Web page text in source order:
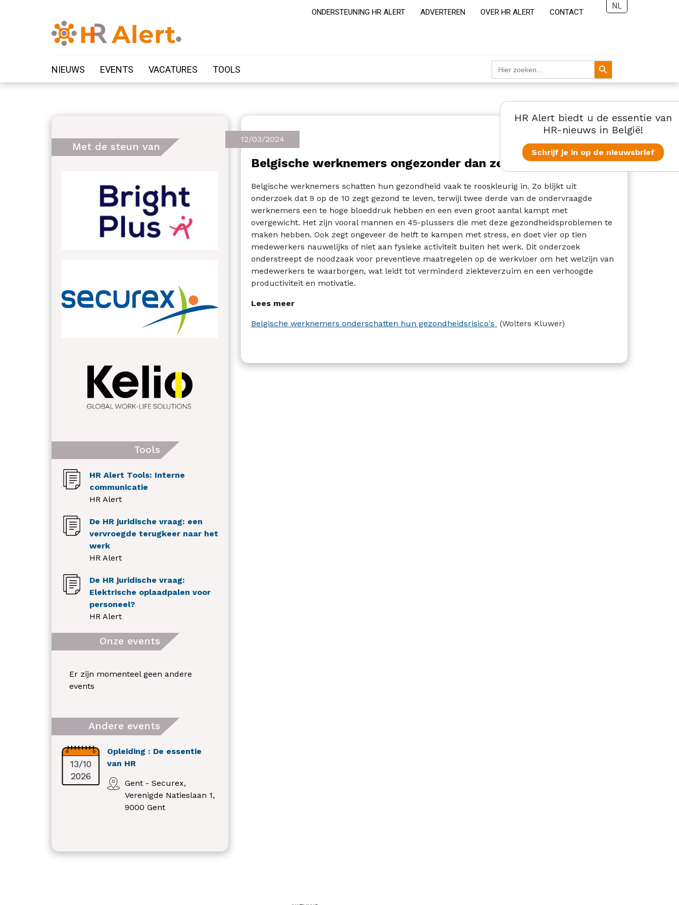
ONDERSTEUNING HR ALERT ADVERTEREN OVER HR ALERT CONTACT
NL
NIEUWS EVENTS VACATURES TOOLS
Zoek
naar:
Zoekknop
Met de steun van
Tools
HR Alert Tools: Interne
communicatie
HR Alert
De HR juridische vraag: een
vervroegde terugkeer naar het
werk
HR Alert
De HR juridische vraag:
Elektrische oplaadpalen voor
personeel?
HR Alert
Onze events
Er zijn momenteel geen andere
events
Andere events
13/10
2026
Opleiding : De essentie
van HR
Gent - Securex,
Verenigde Natieslaan 1,
9000 Gent
HR Alert biedt u de essentie van
HR-nieuws in België!
Schrijf je in op de nieuwsbrief
12/03/2024
Belgische werknemers ongezonder dan ze denken
Belgische werknemers schatten hun gezondheid vaak te rooskleurig in. Zo blijkt uit
onderzoek dat 9 op de 10 zegt gezond te leven, terwijl twee derde van de ondervraagde
werknemers een te hoge bloeddruk hebben en een even groot aantal kampt met
overgewicht. Het zijn vooral mannen en 45-plussers die met deze gezondheidsproblemen te
maken hebben. Ook zegt ongeveer de helft te kampen met stress, en doet vier op tien
medewerkers nauwelijks of niet aan fysieke activiteit buiten het werk. Dit onderzoek
onderstreept de noodzaak voor preventieve maatregelen op de werkvloer om het welzijn van
medewerkers te waarborgen, wat leidt tot verminderd ziekteverzuim en een verhoogde
productiviteit en motivatie.
Lees meer
Belgische werknemers onderschatten hun gezondheidsrisico's (Wolters Kluwer)